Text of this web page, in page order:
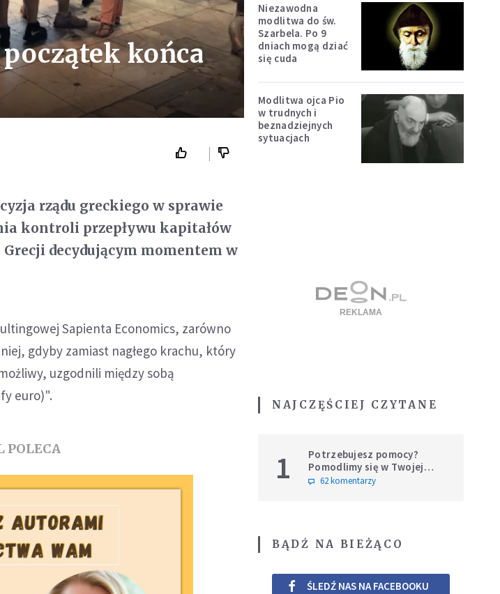
końca
rządu greckiego w sprawie
kontroli przepływu kapitałów
decydującym momentem w
Sapienta Economics, zarówno
gdyby zamiast nagłego krachu, który
uzgodnili między sobą
euro)".
POLECA
Niezawodna
modlitwa do św.
Szarbela. Po 9
dniach mogą dziać
się cuda
Modlitwa ojca Pio
w trudnych i
beznadziejnych
sytuacjach
NAJCZĘŚCIEJ CZYTANE
1
Potrzebujesz pomocy?
Pomodlimy się w Twojej
intencji
62 komentarzy
BĄDŹ NA BIEŻĄCO
ŚLEDŹ NAS NA FACEBOOKU